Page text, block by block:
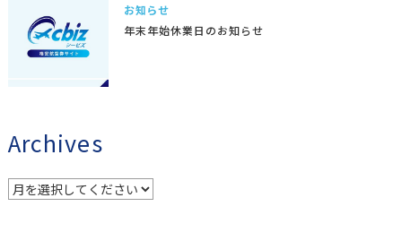
お知らせ
年末年始休業日のお知らせ
Archives